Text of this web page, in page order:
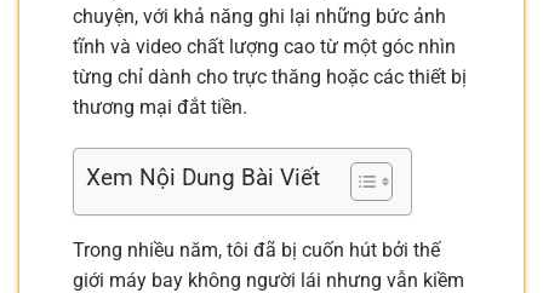
chuyện, với khả năng ghi lại những bức ảnh
tĩnh và video chất lượng cao từ một góc nhìn
từng chỉ dành cho trực thăng hoặc các thiết bị
thương mại đắt tiền.
Xem Nội Dung Bài Viết
Trong nhiều năm, tôi đã bị cuốn hút bởi thế
giới máy bay không người lái nhưng vẫn kiềm